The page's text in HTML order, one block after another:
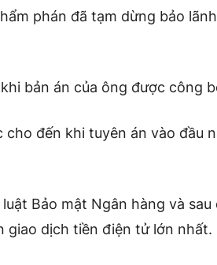
phán đã tạm dừng bảo
bản án của ông được công
đến khi tuyên án vào đầu
Bảo mật Ngân hàng và sau
giao dịch tiền điện tử lớn nhất.